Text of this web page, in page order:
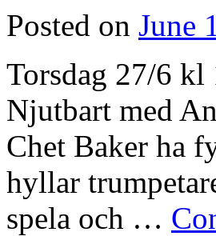
Posted on June
Torsdag 27/6
Njutbart med
Chet Baker ha
hyllar
spela och …